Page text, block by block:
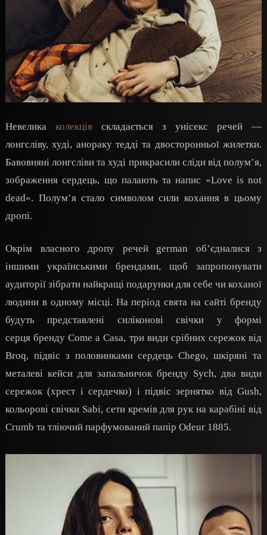
Невелика колекція складається з унісекс речей —
лонгсліву, худі, анораку тедді та двосторонньої жилетки.
Бавовняні лонгсліви та худі прикрасили сліди від полумʼя,
зображення сердець, що палають та напис «Love is not
dead». Полумʼя стало символом сили кохання в цьому
дропі.
Окрім власного дропу речей german обʼєдналися з
іншими українськими брендами, щоб запропонувати
аудиторії зібрати найкращі подарунки для себе чи коханої
людини в одному місці. На період свята на сайті бренду
будуть представлені силіконові свічки у формі
серця бренду Come a Casa, три види срібних сережок від
Broq, підвіс з половинками сердець Chego, шкіряні та
металеві кейси для запальничок бренду Sych, два види
сережок (хрест і сердечко) і підвіс зернятко від Gush,
кольорові свічки Sabi, сети кремів для рук на карабіні від
Crumb та тліючий парфумований папір Odeur 1885.